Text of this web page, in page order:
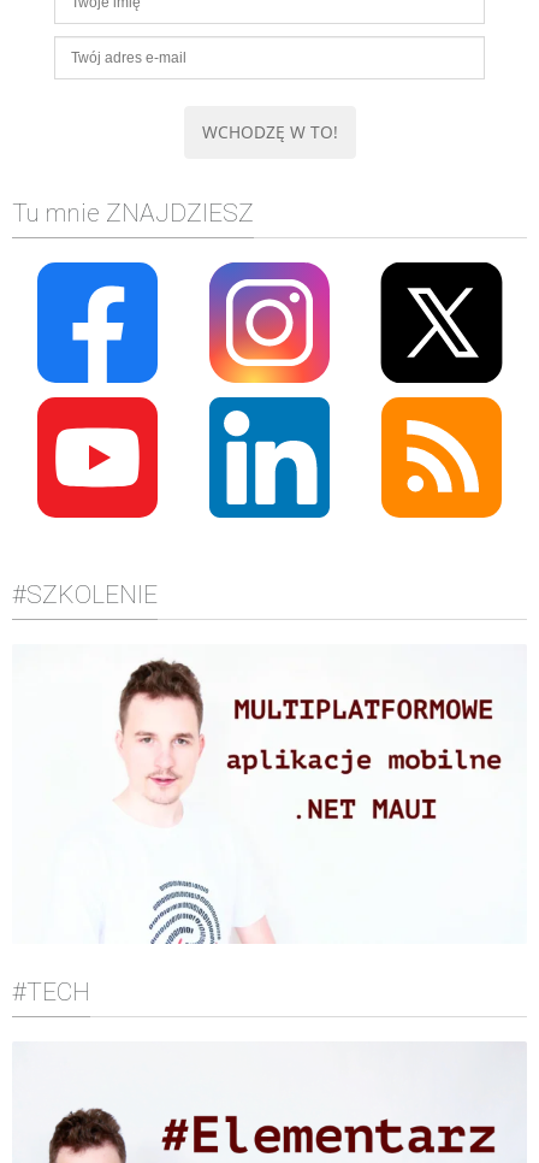
KONTROLA WERSJI
SQL
TESTOWANIE
SIECI
WYDARZENIA
BIZNES
PO GODZINACH
KONTAKT
Tu mnie ZNAJDZIESZ
#SZKOLENIE
#TECH